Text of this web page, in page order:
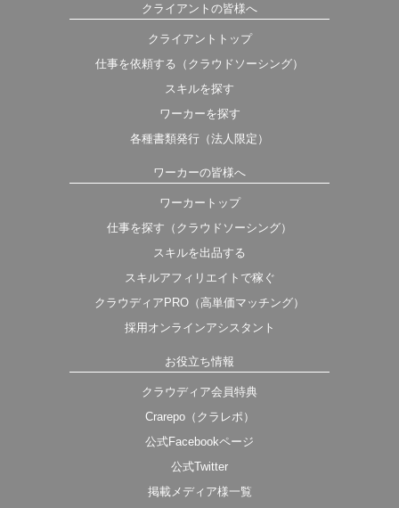
クライアントの皆様へ
クライアントトップ
仕事を依頼する（クラウドソーシング）
スキルを探す
ワーカーを探す
各種書類発行（法人限定）
ワーカーの皆様へ
ワーカートップ
仕事を探す（クラウドソーシング）
スキルを出品する
スキルアフィリエイトで稼ぐ
クラウディアPRO（高単価マッチング）
採用オンラインアシスタント
お役立ち情報
クラウディア会員特典
Crarepo（クラレポ）
公式Facebookページ
公式Twitter
掲載メディア様一覧